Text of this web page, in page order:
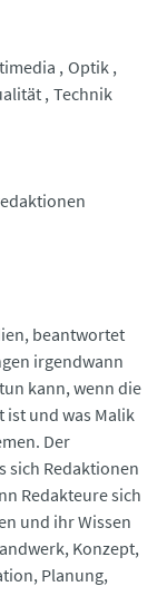
Optik
Technik
beantwortet
irgendwann
kann, wenn die
ist und was Malik
Der
sich Redaktionen
Redakteure sich
und ihr Wissen
Konzept,
Planung,